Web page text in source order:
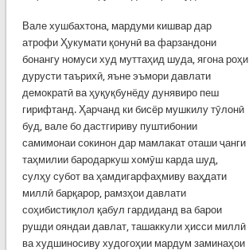
Вале хушбахтона, мардуми кишвар дар
атрофи Ҳукумати қонунӣ ва фарзандони
бонангу номуси худ муттаҳид шуда, ягона роҳи
дурусти таърихӣ, яъне эъмори давлати
демократӣ ва ҳуқуқбунёду дунявиро пеш
гирифтанд. Ҳарчанд ки бисёр мушкилу тӯлонӣ
буд, вале бо дастгириву пуштибонии
самимонаи сокинон дар мамлакат оташи ҷанги
таҳмилии бародаркуш хомӯш карда шуд,
сулҳу субот ва ҳамдигарфаҳмиву ваҳдати
миллӣ барқарор, рамзҳои давлати
соҳибистиқлол қабул гардиданд ва барои
рушди ояндаи давлат, ташаккули ҳисси миллӣ
ва худшиносиву худогоҳии мардум заминаҳои